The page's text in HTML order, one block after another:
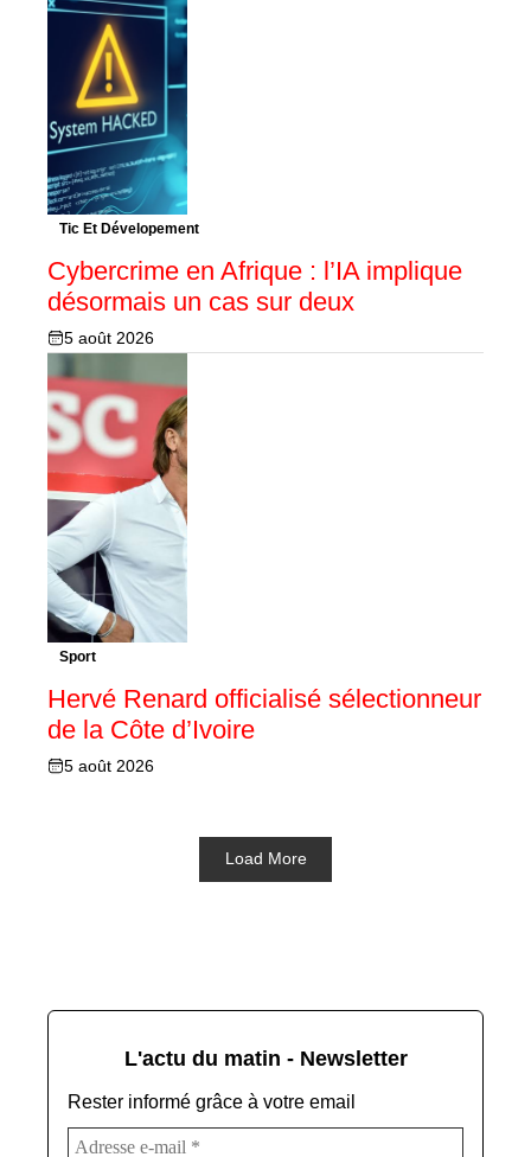
Tic Et Dévelopement
Cybercrime en Afrique : l’IA implique
désormais un cas sur deux
5 août 2026
Sport
Hervé Renard officialisé sélectionneur
de la Côte d’Ivoire
5 août 2026
Load More
L'actu du matin - Newsletter
Rester informé grâce à votre email